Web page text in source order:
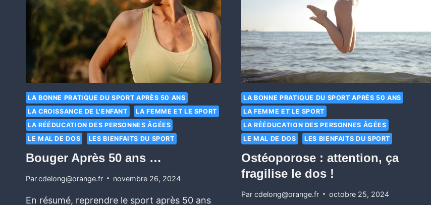
LA BONNE PRATIQUE DU SPORT APRÈS 50 ANS
LA CROISSANCE DE L'ENFANT
LA FEMME ET LE SPORT
LA RÉÉDUCATION DES PERSONNES ÂGÉES
LE MAL DE DOS
LES BIENFAITS DU SPORT
Bouger Après 50 ans …
Parcdelong@orange.fr novembre 26, 2024
En résumé, reprendre le sport après 50 ans
LA BONNE PRATIQUE DU SPORT APRÈS 50 ANS
LA FEMME ET LE SPORT
LA RÉÉDUCATION DES PERSONNES ÂGÉES
LE MAL DE DOS
LES BIENFAITS DU SPORT
Ostéoporose : attention, ça
fragilise le dos !
Par cdelong@orange.fr octobre 25, 2024